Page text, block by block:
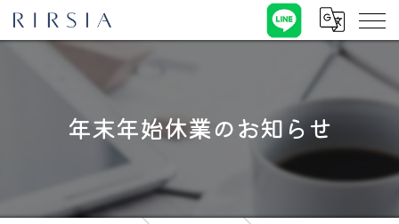
年末年始休業のお知らせ